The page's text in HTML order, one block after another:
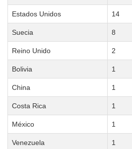
Estados Unidos 14
Suecia 8
Reino Unido 2
Bolivia 1
China 1
Costa Rica 1
México 1
Venezuela 1